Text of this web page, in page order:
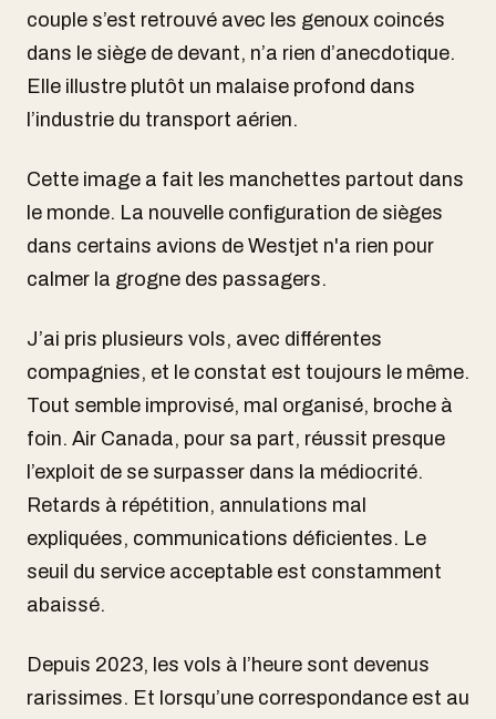
couple s’est retrouvé avec les genoux coincés
dans le siège de devant, n’a rien d’anecdotique.
Elle illustre plutôt un malaise profond dans
l’industrie du transport aérien.
Cette image a fait les manchettes partout dans
le monde. La nouvelle configuration de sièges
dans certains avions de Westjet n'a rien pour
calmer la grogne des passagers.
J’ai pris plusieurs vols, avec différentes
compagnies, et le constat est toujours le même.
Tout semble improvisé, mal organisé, broche à
foin. Air Canada, pour sa part, réussit presque
l’exploit de se surpasser dans la médiocrité.
Retards à répétition, annulations mal
expliquées, communications déficientes. Le
seuil du service acceptable est constamment
abaissé.
Depuis 2023, les vols à l’heure sont devenus
rarissimes. Et lorsqu’une correspondance est au